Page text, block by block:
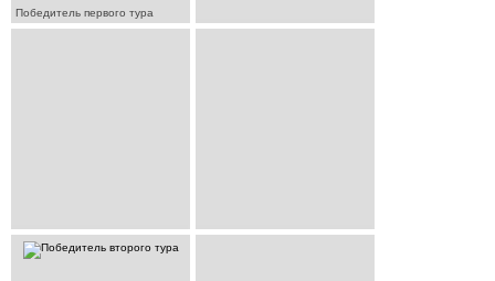
Победитель первого тура